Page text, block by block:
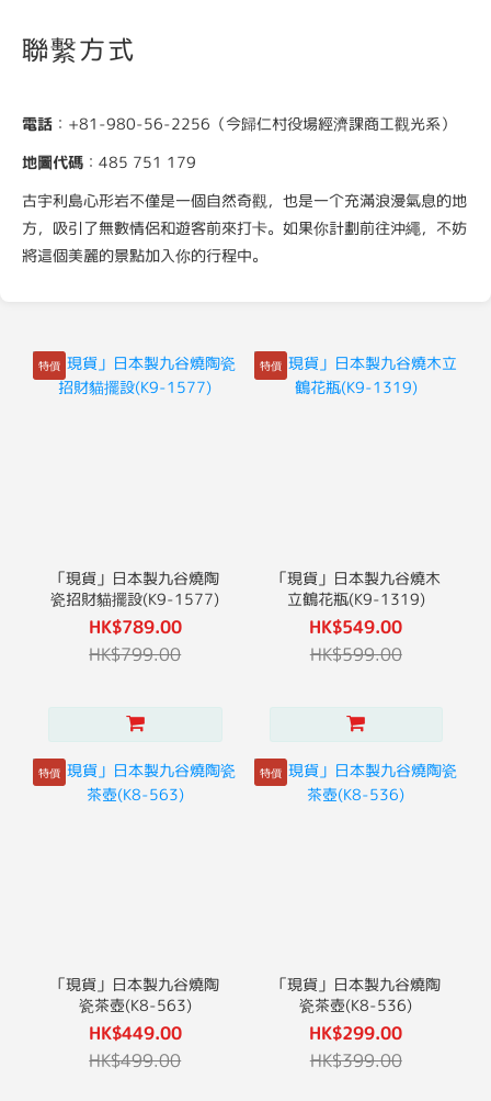
聯繫方式
電話 ：+81-980-56-2256（今歸仁村役場經濟課商工觀光系）
地圖代碼 ：485 751 179
古宇利島心形岩不僅是一個自然奇觀，也是一个充滿浪漫氣息的地
方，吸引了無數情侶和遊客前來打卡。如果你計劃前往沖繩，不妨
將這個美麗的景點加入你的行程中。
特價
「現貨」日本製九谷燒陶
瓷招財貓擺設(K9-1577)
HK$789.00
HK$799.00
特價
「現貨」日本製九谷燒木
立鶴花瓶(K9-1319)
HK$549.00
HK$599.00
特價
「現貨」日本製九谷燒陶
瓷茶壺(K8-563)
HK$449.00
HK$499.00
特價
「現貨」日本製九谷燒陶
瓷茶壺(K8-536)
HK$299.00
HK$399.00